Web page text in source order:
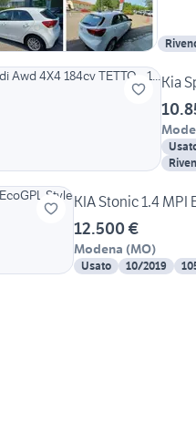
Kia
KIA Stonic 1.4 MPI
12.500 €
Modena (MO)
Usato 10/2019